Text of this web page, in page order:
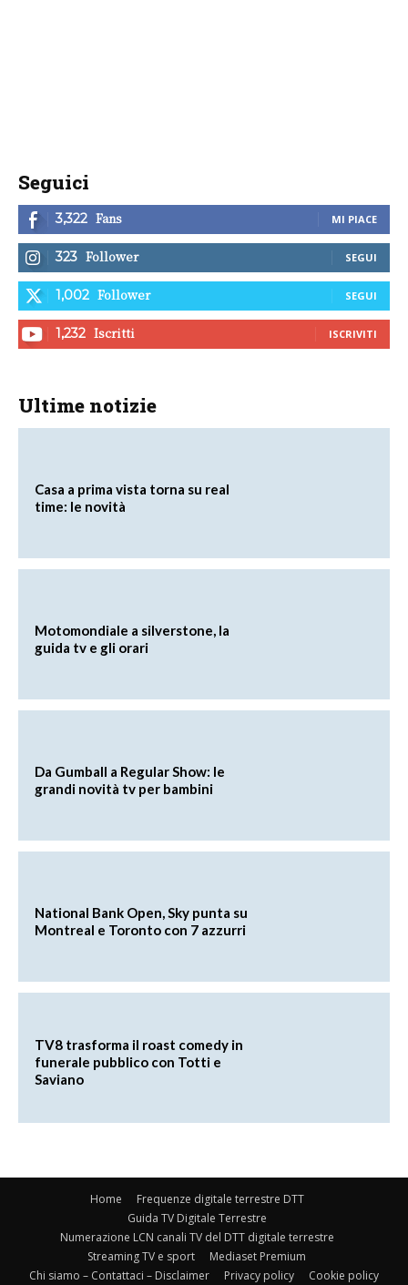
Seguici
3,322 Fans MI PIACE
323 Follower SEGUI
1,002 Follower SEGUI
1,232 Iscritti ISCRIVITI
Ultime notizie
Casa a prima vista torna su real
time: le novità
Motomondiale a silverstone, la
guida tv e gli orari
Da Gumball a Regular Show: le
grandi novità tv per bambini
National Bank Open, Sky punta su
Montreal e Toronto con 7 azzurri
TV8 trasforma il roast comedy in
funerale pubblico con Totti e
Saviano
Home
Frequenze digitale terrestre DTT
Guida TV Digitale Terrestre
Numerazione LCN canali TV del DTT digitale terrestre
Streaming TV e sport
Mediaset Premium
Chi siamo – Contattaci – Disclaimer
Privacy policy Cookie policy